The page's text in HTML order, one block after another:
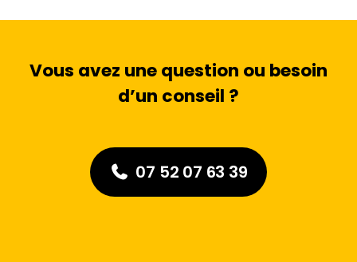
Vous avez une question ou besoin
d’un conseil ?
07 52 07 63 39